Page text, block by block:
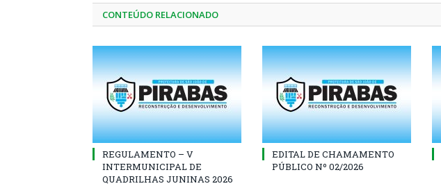
CONTEÚDO RELACIONADO
REGULAMENTO – V
INTERMUNICIPAL DE
QUADRILHAS JUNINAS 2026
EDITAL DE CHAMAMENTO
PÚBLICO Nº 02/2026